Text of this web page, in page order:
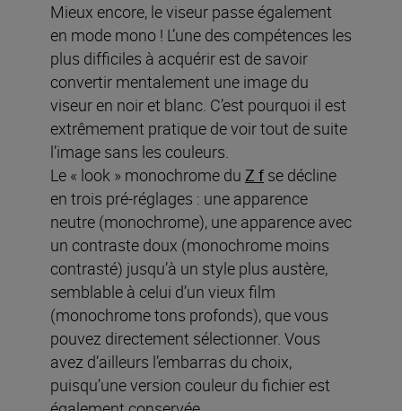
Mieux encore, le viseur passe également
en mode mono ! L’une des compétences les
plus difficiles à acquérir est de savoir
convertir mentalement une image du
viseur en noir et blanc. C’est pourquoi il est
extrêmement pratique de voir tout de suite
l’image sans les couleurs.
Le « look » monochrome du Z fse décline
en trois pré-réglages : une apparence
neutre (monochrome), une apparence avec
un contraste doux (monochrome moins
contrasté) jusqu’à un style plus austère,
semblable à celui d’un vieux film
(monochrome tons profonds), que vous
pouvez directement sélectionner. Vous
avez d’ailleurs l’embarras du choix,
puisqu’une version couleur du fichier est